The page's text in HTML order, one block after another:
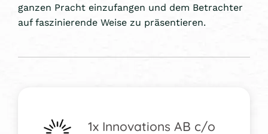
ganzen Pracht einzufangen und dem Betrachter
auf faszinierende Weise zu präsentieren.
1x Innovations AB c/o